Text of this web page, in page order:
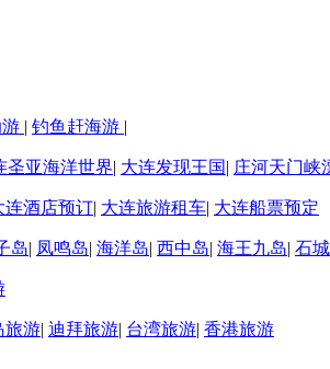
| 钓鱼赶海游 |
圣亚海洋世界| 大连发现王国| 庄河天门峡
连酒店预订| 大连旅游租车| 大连船票预定
岛| 凤鸣岛| 海洋岛| 西中岛| 海王九岛| 石
旅游| 迪拜旅游| 台湾旅游| 香港旅游